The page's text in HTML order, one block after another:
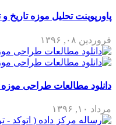
پاورپوینت تحلیل موزه تاریخ
فروردین ۰۸, ۱۳۹۶
دانلود مطالعات طراحی
مرداد ۱۰, ۱۳۹۶